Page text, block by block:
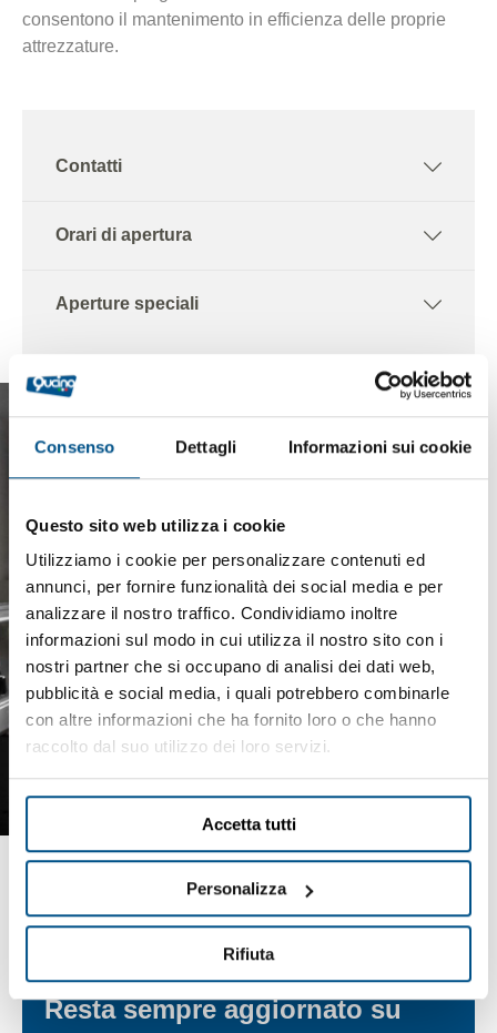
Consenso Dettagli Informazioni sui cookie
Questo sito web utilizza i cookie
Utilizziamo i cookie per personalizzare contenuti ed
annunci, per fornire funzionalità dei social media e per
analizzare il nostro traffico. Condividiamo inoltre
informazioni sul modo in cui utilizza il nostro sito con i
nostri partner che si occupano di analisi dei dati web,
pubblicità e social media, i quali potrebbero combinarle
con altre informazioni che ha fornito loro o che hanno
raccolto dal suo utilizzo dei loro servizi.
Accetta tutti
Personalizza
Rifiuta
consentono il mantenimento in efficienza delle proprie
attrezzature.
Contatti
Orari di apertura
Aperture speciali
Resta sempre aggiornato su